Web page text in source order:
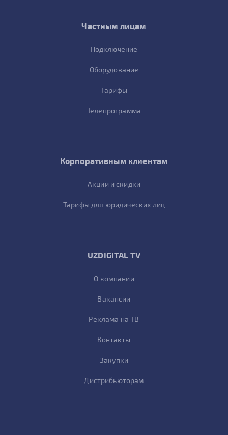
Частным лицам
Подключение
Оборудование
Тарифы
Телепрограмма
Корпоративным клиентам
Акции и скидки
Тарифы для юридических лиц
UZDIGITAL TV
О компании
Вакансии
Реклама на ТВ
Контакты
Закупки
Дистрибьюторам